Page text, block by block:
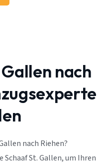
nach
nach Riehen?
Schaaf St. Gallen, um Ihren